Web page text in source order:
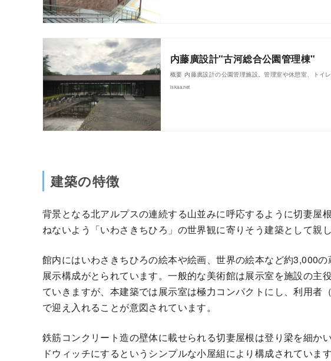
内藤廣設計"古河総合公園管理棟"
概要 内藤廣設計の公園管理施設。管理室や休憩室、トイ
iskaa.net
建築の特徴
背景となる北アルプスの連続する山並みに呼応するように切妻屋
ねないよう「いわさきちひろ」の世界観に寄りそう建築として親
館内にはいわさきちひろの絵本や絵画、世界の絵本など約3,000
展示構成がとられています。一般的な美術館は展示室を施設の主
ていきますが、本建築では展示室は極力コンパクトにし、利用者
で迎え入れることが意図されています。
鉄筋コンクリート造の壁体に載せられる切妻屋根は登り梁を細か
ドウィッチにするというシンプルな小屋組により構成されていま